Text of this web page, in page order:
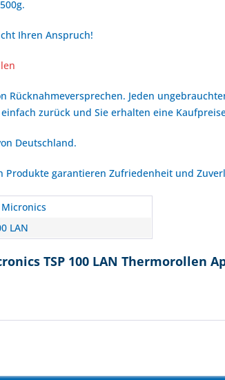
Ihren Anspruch!
Jeden
zurück und Sie erhalten eine
Deutschland.
garantieren Zufriedenheit und
LAN
TSP 100 LAN Thermorollen